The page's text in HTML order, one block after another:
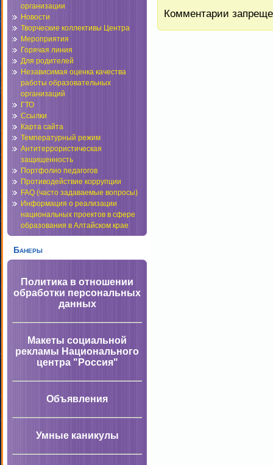
организации
Новости
Творческие коллективы Центра
Мероприятия
Горячая линия
Для родителей
Независимая оценка качества
работы образовательных
организаций
ГТО
Ссылки
Карта сайта
Температурный режим
Антитеррористическая
защищенность
Портфолио педагогов
Противодействие коррупции
FAQ (часто задаваемые вопросы)
Информация о реализации
национальных проектов в сфере
образования в Алтайском крае
Банеры
Политика в отношении
обработки персональных
данных
Макеты социальной
рекламы Национального
центра "Россия"
Объявления
Умные каникулы
Комментарии